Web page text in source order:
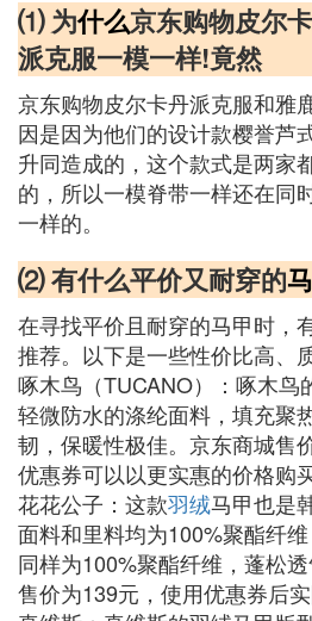
⑴ 为什么京东购物皮尔
派克服一模一样!竟然
京东购物皮尔卡丹派克服和雅
因是因为他们的设计款樱誉芦
升同造成的，这个款式是两家
的，所以一模脊带一样还在同
一样的。
⑵ 有什么平价又耐穿的
在寻找平价且耐穿的马甲时，
推荐。以下是一些性价比高、
啄木鸟（TUCANO）：啄木鸟
轻微防水的涤纶面料，填充聚
韧，保暖性极佳。京东商城售
优惠券可以以更实惠的价格购买
花花公子：这款羽绒马甲也是
面料和里料均为100%聚酯纤
同样为100%聚酯纤维，蓬松
售价为139元，使用优惠券后实